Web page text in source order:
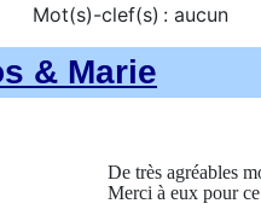
Mot(s)-clef(s) : aucun
& Marie
De très agréables
Merci à eux pour ce